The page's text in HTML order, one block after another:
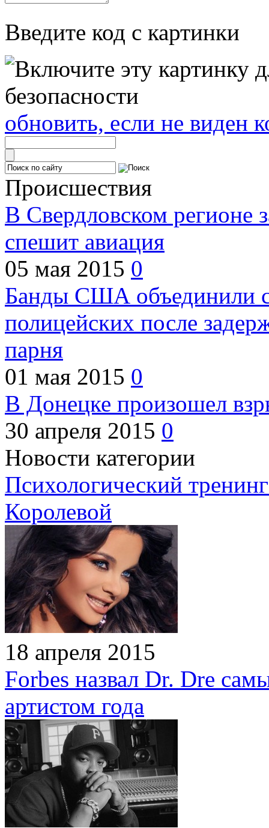
Введите код с картинки
обновить, если не виден
Происшествия
В Свердловском регионе
спешит авиация
05 мая 2015 0
Банды США объединили
полицейских после
парня
01 мая 2015 0
В Донецке произошел
30 апреля 2015 0
Новости категории
Психологический
Королевой
18 апреля 2015
Forbes назвал Dr. Dre
артистом года